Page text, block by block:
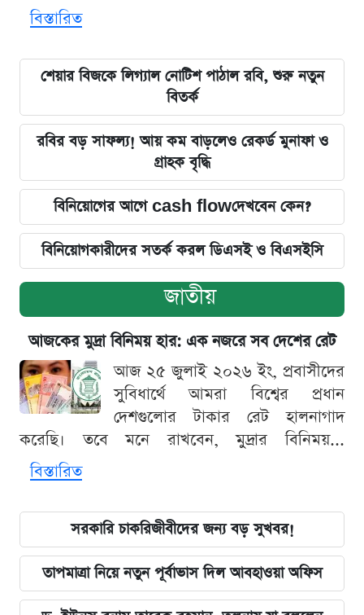
বিস্তারিত
শেয়ার বিজকে লিগ্যাল নোটিশ পাঠাল রবি, শুরু নতুন
বিতর্ক
রবির বড় সাফল্য! আয় কম বাড়লেও রেকর্ড মুনাফা ও
গ্রাহক বৃদ্ধি
বিনিয়োগের আগে cash flowদেখবেন কেন?
বিনিয়োগকারীদের সতর্ক করল ডিএসই ও বিএসইসি
জাতীয়
আজকের মুদ্রা বিনিময় হার: এক নজরে সব দেশের রেট
আজ ২৫ জুলাই ২০২৬ ইং, প্রবাসীদের
সুবিধার্থে আমরা বিশ্বের প্রধান
দেশগুলোর টাকার রেট হালনাগাদ
করেছি। তবে মনে রাখবেন, মুদ্রার বিনিময়...
বিস্তারিত
সরকারি চাকরিজীবীদের জন্য বড় সুখবর!
তাপমাত্রা নিয়ে নতুন পূর্বাভাস দিল আবহাওয়া অফিস